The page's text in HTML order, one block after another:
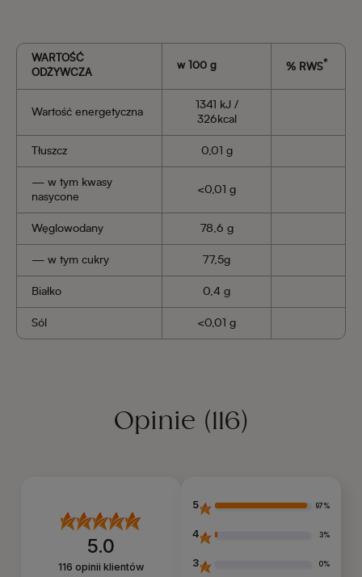
WARTOŚĆ
ODŻYWCZA
w 100 g % RWS*
Wartość energetyczna
1341 kJ /
326kcal
Tłuszcz 0,01 g
— w tym kwasy
nasycone
<0,01 g
Węglowodany 78,6 g
— w tym cukry 77,5g
Białko 0,4 g
Sól <0,01 g
Opinie (116)
5.0
116 opinii klientów
5 97%
4 3%
3 0%